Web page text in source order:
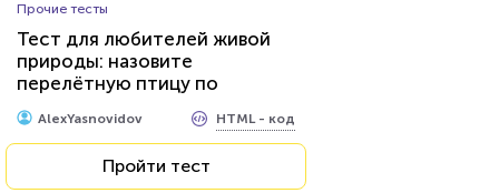
Прочие тесты
Тест для любителей живой
природы: назовите
перелётную птицу по
фотографии
AlexYasnovidov HTML - код
Пройти тест